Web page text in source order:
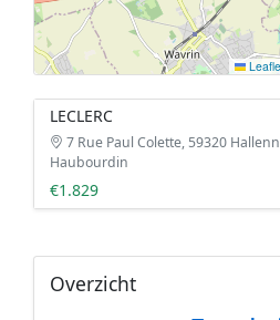
LECLERC
7 Rue Paul Colette, 59320
Haubourdin
€1.829
Overzicht